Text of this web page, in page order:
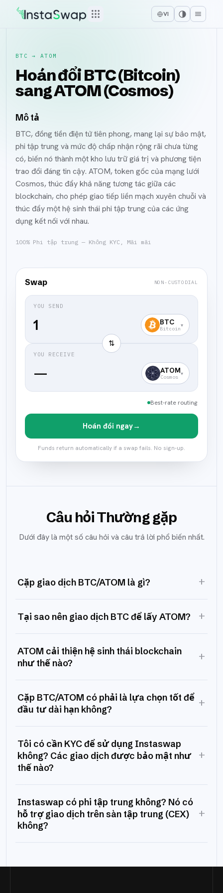
VI
BTC → ATOM
Hoán đổi BTC (Bitcoin)
sang ATOM (Cosmos)
Mô tả
BTC, đồng tiền điện tử tiên phong, mang lại sự bảo mật,
phi tập trung và mức độ chấp nhận rộng rãi chưa từng
có, biến nó thành một kho lưu trữ giá trị và phương tiện
trao đổi đáng tin cậy. ATOM, token gốc của mạng lưới
Cosmos, thúc đẩy khả năng tương tác giữa các
blockchain, cho phép giao tiếp liền mạch xuyên chuỗi và
thúc đẩy một hệ sinh thái phi tập trung của các ứng
dụng kết nối với nhau.
100% Phi tập trung — Không KYC, Mãi mãi
Swap NON-CUSTODIAL
YOU SEND
BTC
Bitcoin
▾
⇅
YOU RECEIVE
— ATOM
Cosmos
▾
Best-rate routing
Hoán đổi ngay→
Funds return automatically if a swap fails. No sign-up.
Câu hỏi Thường gặp
Dưới đây là một số câu hỏi và câu trả lời phổ biến nhất.
Cặp giao dịch BTC/ATOM là gì? +
Tại sao nên giao dịch BTC để lấy ATOM? +
ATOM cải thiện hệ sinh thái blockchain
như thế nào?
+
Cặp BTC/ATOM có phải là lựa chọn tốt để
đầu tư dài hạn không?
+
Tôi có cần KYC để sử dụng Instaswap
không? Các giao dịch được bảo mật như
thế nào?
+
Instaswap có phi tập trung không? Nó có
hỗ trợ giao dịch trên sàn tập trung (CEX)
không?
+